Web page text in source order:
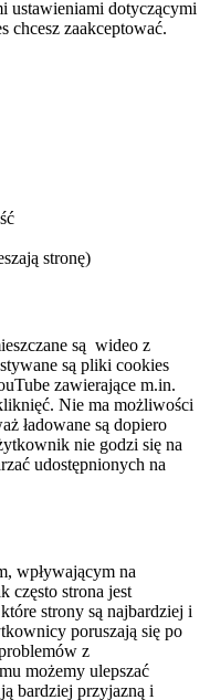
ustawieniami dotyczącymi
zaakceptować.
stronę)
są wideo z
są pliki cookies
zawierające m.in.
Nie ma możliwości
ładowane są dopiero
nie godzi się na
udostępnionych na
wpływającym na
często strona jest
strony są najbardziej i
poruszają się po
z
możemy ulepszać
bardziej przyjazną i